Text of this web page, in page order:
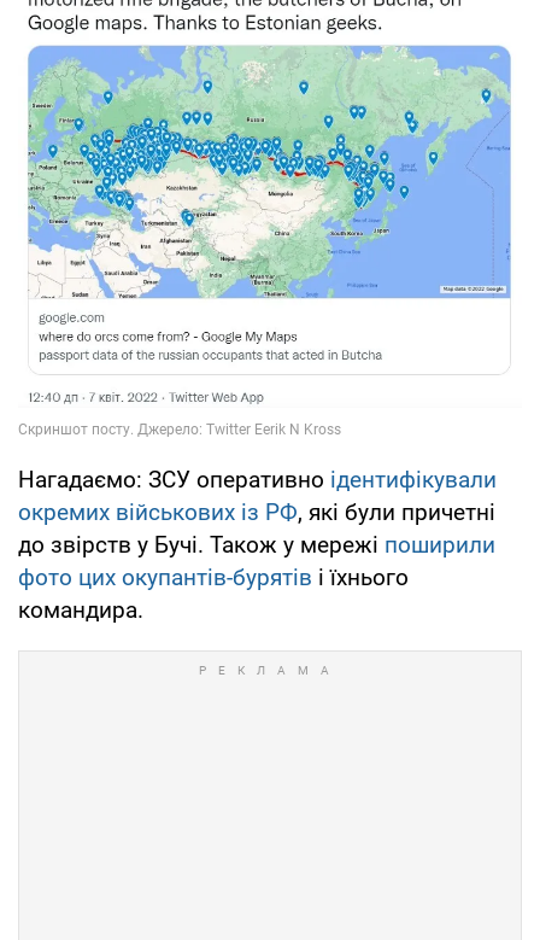
Нагадаємо: ЗСУ оперативно ідентифікували
окремих військових із РФ, які були причетні
до звірств у Бучі. Також у мережі поширили
фото цих окупантів-бурятів і їхнього
командира.